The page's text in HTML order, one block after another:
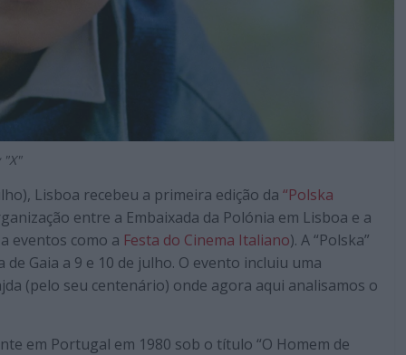
"X"
Lisboa recebeu a primeira edição da “Polska
entre a Embaixada da Polónia em Lisboa e a
eventos como a Festa do Cinema Italiano). A “Polska”
Gaia a 9 e 10 de julho. O evento incluiu uma
(pelo seu centenário) onde agora aqui analisamos o
em Portugal em 1980 sob o título “O Homem de